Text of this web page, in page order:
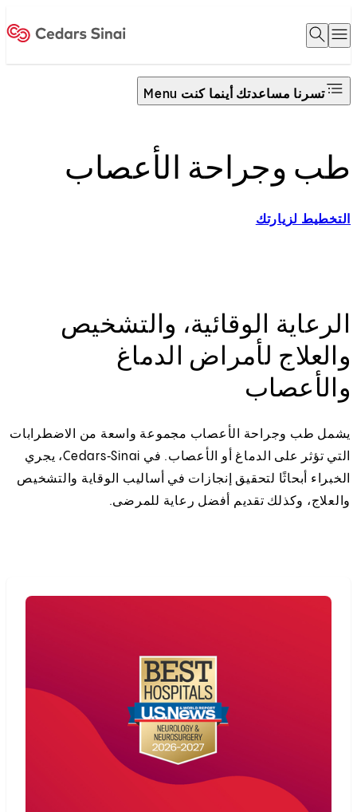
Open
تسرنا مساعدتك أينما كنت Menu
طب وجراحة الأعصاب
التخطيط لزيارتك
الرعاية الوقائية، والتشخيص
والعلاج لأمراض الدماغ
والأعصاب
يشمل طب وجراحة الأعصاب مجموعة واسعة من الاضطرابات
التي تؤثر على الدماغ أو الأعصاب. في Cedars‑Sinai، يجري
الخبراء أبحاثًا لتحقيق إنجازات في أساليب الوقاية والتشخيص
والعلاج، وكذلك تقديم أفضل رعاية للمرضى.